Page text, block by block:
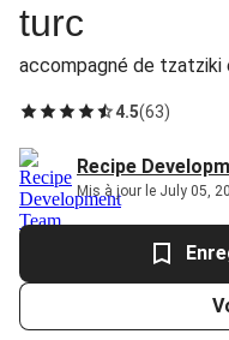
turc
accompagné de tzatziki
4.5(63)
Recipe
Mis à jour le July 05,